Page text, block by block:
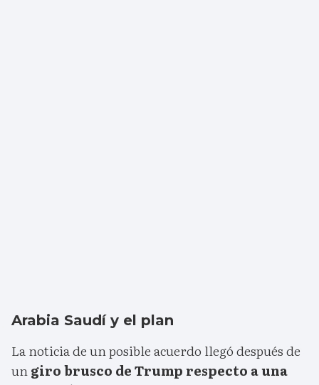
Arabia Saudí y el plan
La noticia de un posible acuerdo llegó después de
ungiro brusco de Trump respecto a una